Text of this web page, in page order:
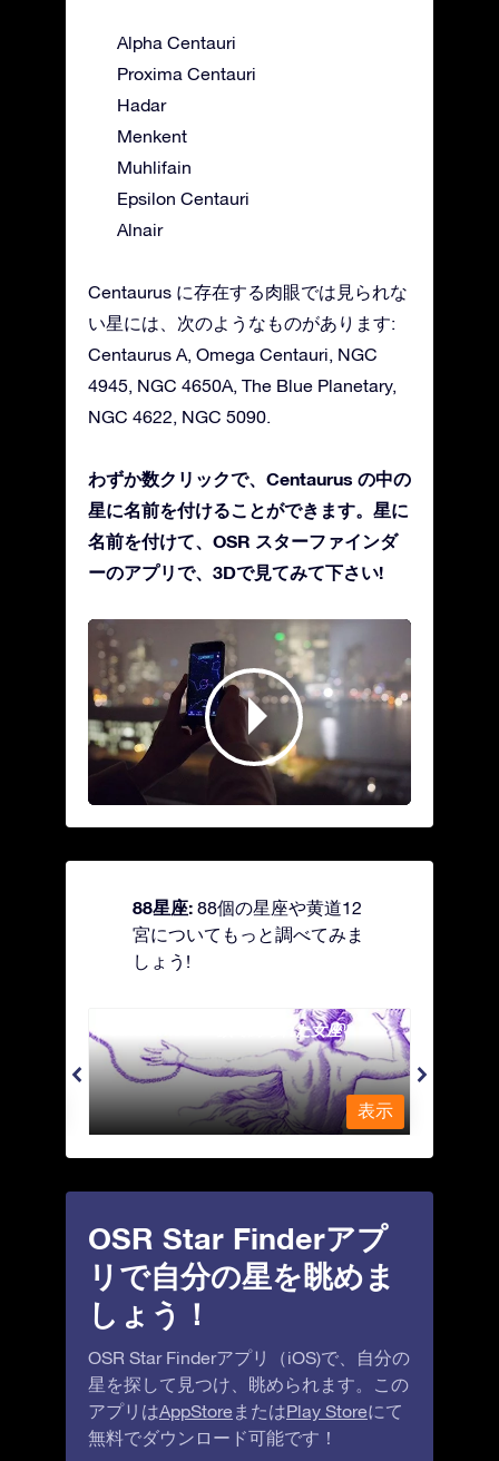
Alpha Centauri
Proxima Centauri
Hadar
Menkent
Muhlifain
Epsilon Centauri
Alnair
Centaurus に存在する肉眼では見られな
い星には、次のようなものがあります:
Centaurus A, Omega Centauri, NGC
4945, NGC 4650A, The Blue Planetary,
NGC 4622, NGC 5090.
わずか数クリックで、Centaurus の中の
星に名前を付けることができます。星に
名前を付けて、OSR スターファインダ
ーのアプリで、3Dで見てみて下さい!
88星座: 88個の星座や黄道12
宮についてもっと調べてみま
しょう!
Andromeda - 鎖で縛られた女座
表示
OSR Star Finderアプ
リで自分の星を眺めま
しょう！
OSR Star Finderアプリ（iOS)で、自分の
星を探して見つけ、眺められます。この
アプリはAppStore またはPlay Storeにて
無料でダウンロード可能です！